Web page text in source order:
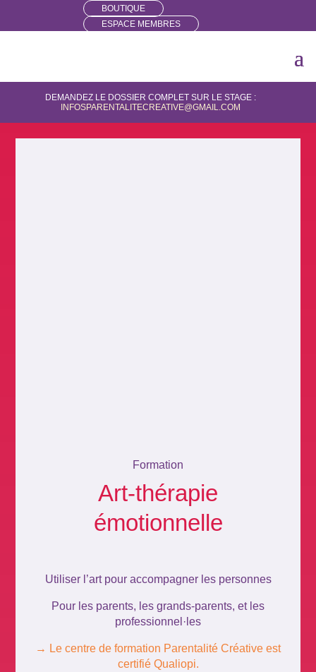
BOUTIQUE
ESPACE MEMBRES
DEMANDEZ LE DOSSIER COMPLET SUR LE STAGE :
INFOSPARENTALITECREATIVE@GMAIL.COM
Formation
Art-thérapie
émotionnelle
Utiliser l’art pour accompagner les personnes
Pour les parents, les grands-parents, et les
professionnel·les
→ Le centre de formation Parentalité Créative est
certifié Qualiopi.